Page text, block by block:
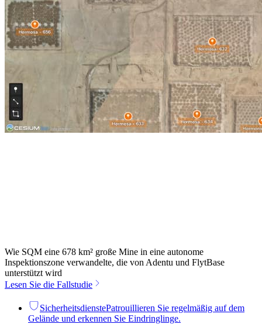
Wie SQM eine 678 km² große Mine in eine autonome
Inspektionszone verwandelte, die von Adentu und FlytBase
unterstützt wird
Lesen Sie die Fallstudie
SicherheitsdienstePatrouillieren Sie regelmäßig auf dem
Gelände und erkennen Sie Eindringlinge.